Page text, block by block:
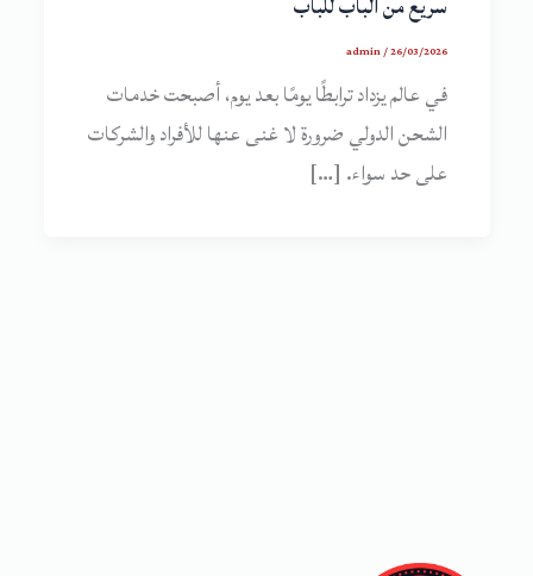
admin/26/03/2026
في عالم يزداد ترابطًا يومًا بعد يوم، أصبحت خدمات
الشحن الدولي ضرورة لا غنى عنها للأفراد والشركات
على حد سواء. […]